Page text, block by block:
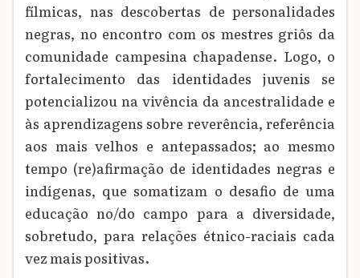
fílmicas, nas descobertas de personalidades
negras, no encontro com os mestres griôs da
comunidade campesina chapadense. Logo, o
fortalecimento das identidades juvenis se
potencializou na vivência da ancestralidade e
às aprendizagens sobre reverência, referência
aos mais velhos e antepassados; ao mesmo
tempo (re)afirmação de identidades negras e
indígenas, que somatizam o desafio de uma
educação no/do campo para a diversidade,
sobretudo, para relações étnico-raciais cada
vez mais positivas.